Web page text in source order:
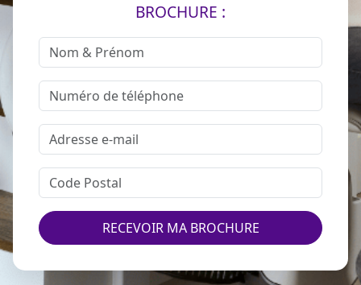
BROCHURE :
RECEVOIR MA BROCHURE